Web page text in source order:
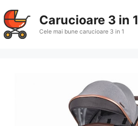
la
conținut
Carucioare 3 in 1
Cele mai bune carucioare 3 in 1